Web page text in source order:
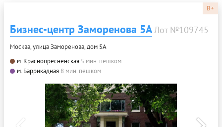
B+
Бизнес-центр Заморенова 5АЛот №109745
Москва, улица Заморенова, дом 5А
м. Краснопресненская 5 мин. пешком
м. Баррикадная 8 мин. пешком